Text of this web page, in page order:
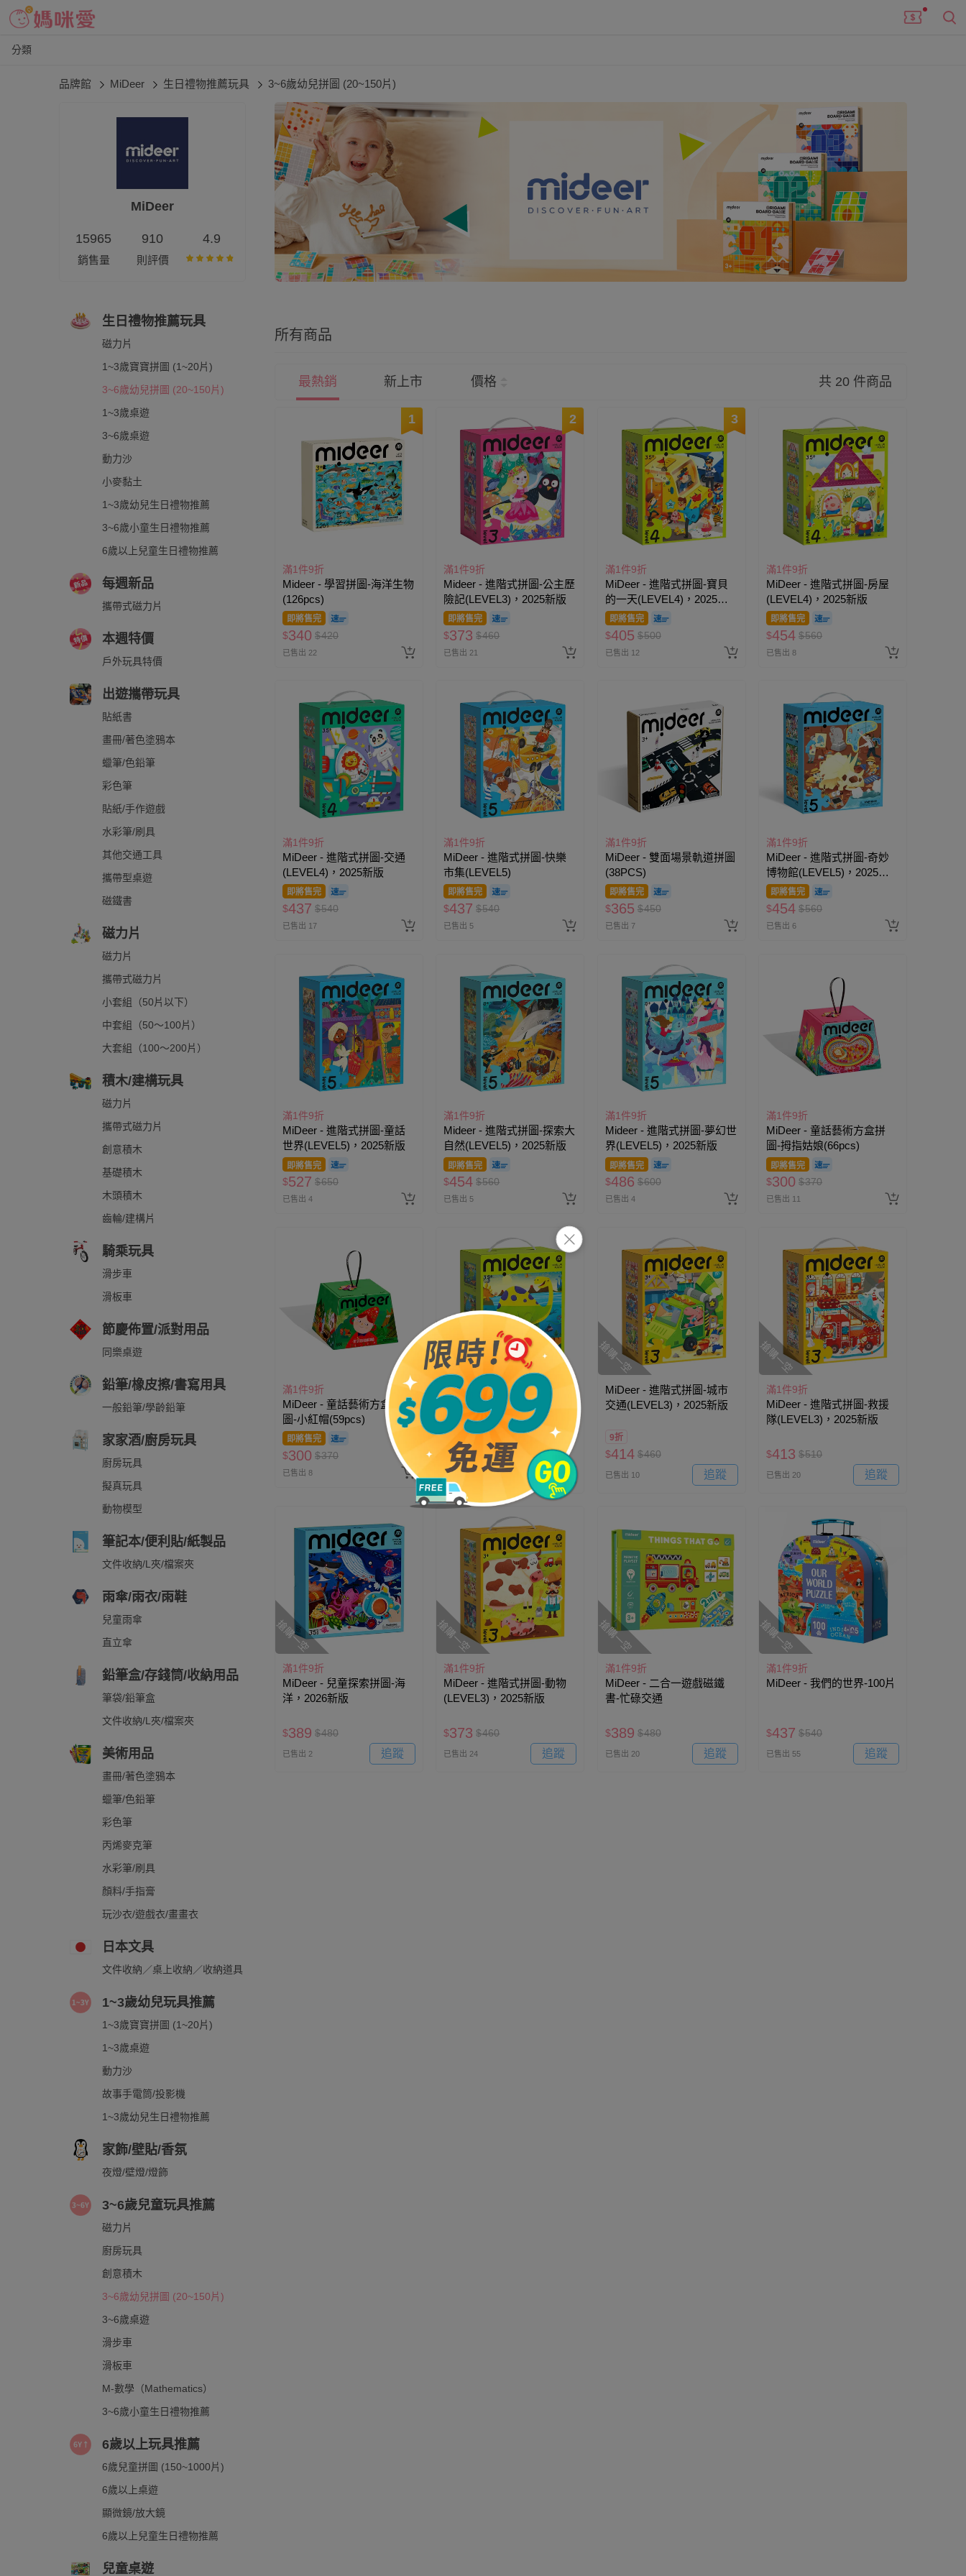
分類
品牌館 MiDeer 生日禮物推薦玩具 3~6歲幼兒拼圖 (20~150片)
MiDeer
15965
銷售量
910
則評價
4.9
生日禮物推薦玩具
磁力片
1~3歲寶寶拼圖 (1~20片)
3~6歲幼兒拼圖 (20~150片)
1~3歲桌遊
3~6歲桌遊
動力沙
小麥黏土
1~3歲幼兒生日禮物推薦
3~6歲小童生日禮物推薦
6歲以上兒童生日禮物推薦
每週新品
攜帶式磁力片
本週特價
戶外玩具特價
出遊攜帶玩具
貼紙書
畫冊/著色塗鴉本
蠟筆/色鉛筆
彩色筆
貼紙/手作遊戲
水彩筆/刷具
其他交通工具
攜帶型桌遊
磁鐵書
磁力片
磁力片
攜帶式磁力片
小套組（50片以下）
中套組（50～100片）
大套組（100～200片）
積木/建構玩具
磁力片
攜帶式磁力片
創意積木
基礎積木
木頭積木
齒輪/建構片
騎乘玩具
滑步車
滑板車
節慶佈置/派對用品
同樂桌遊
鉛筆/橡皮擦/書寫用具
一般鉛筆/學齡鉛筆
家家酒/廚房玩具
廚房玩具
擬真玩具
動物模型
筆記本/便利貼/紙製品
文件收納/L夾/檔案夾
雨傘/雨衣/雨鞋
兒童雨傘
直立傘
鉛筆盒/存錢筒/收納用品
筆袋/鉛筆盒
文件收納/L夾/檔案夾
美術用品
畫冊/著色塗鴉本
蠟筆/色鉛筆
彩色筆
丙烯麥克筆
水彩筆/刷具
顏料/手指膏
玩沙衣/遊戲衣/畫畫衣
日本文具
文件收納／桌上收納／收納道具
1~3歲幼兒玩具推薦
1~3歲寶寶拼圖 (1~20片)
1~3歲桌遊
動力沙
故事手電筒/投影機
1~3歲幼兒生日禮物推薦
家飾/壁貼/香氛
夜燈/壁燈/燈飾
3~6歲兒童玩具推薦
磁力片
廚房玩具
創意積木
3~6歲幼兒拼圖 (20~150片)
3~6歲桌遊
滑步車
滑板車
M-數學（Mathematics）
3~6歲小童生日禮物推薦
6歲以上玩具推薦
6歲兒童拼圖 (150~1000片)
6歲以上桌遊
顯微鏡/放大鏡
6歲以上兒童生日禮物推薦
兒童桌遊
所有商品
最熱銷 新上市 價格 共 20 件商品
1
滿1件9折
Mideer - 學習拼圖-海洋生物
(126pcs)
即將售完
$340 $420
已售出 22
2
滿1件9折
Mideer - 進階式拼圖-公主歷
險記(LEVEL3)，2025新版
即將售完
$373 $460
已售出 21
3
滿1件9折
MiDeer - 進階式拼圖-寶貝
的一天(LEVEL4)，2025新
版即將售完
$405 $500
已售出 12
滿1件9折
MiDeer - 進階式拼圖-房屋
(LEVEL4)，2025新版
即將售完
$454 $560
已售出 8
滿1件9折
MiDeer - 進階式拼圖-交通
(LEVEL4)，2025新版
即將售完
$437 $540
已售出 17
滿1件9折
MiDeer - 進階式拼圖-快樂
市集(LEVEL5)
即將售完
$437 $540
已售出 5
滿1件9折
MiDeer - 雙面場景軌道拼圖
(38PCS)
即將售完
$365 $450
已售出 7
滿1件9折
MiDeer - 進階式拼圖-奇妙
博物館(LEVEL5)，2025新
版即將售完
$454 $560
已售出 6
滿1件9折
MiDeer - 進階式拼圖-童話
世界(LEVEL5)，2025新版
即將售完
$527 $650
已售出 4
滿1件9折
Mideer - 進階式拼圖-探索大
自然(LEVEL5)，2025新版
即將售完
$454 $560
已售出 5
滿1件9折
Mideer - 進階式拼圖-夢幻世
界(LEVEL5)，2025新版
即將售完
$486 $600
已售出 4
滿1件9折
MiDeer - 童話藝術方盒拼
圖-拇指姑娘(66pcs)
即將售完
$300 $370
已售出 11
滿1件9折
MiDeer - 童話藝術方盒拼
圖-小紅帽(59pcs)
即將售完
$300 $370
已售出 8
搶購一空
MiDeer - 進階式拼圖-恐龍
世界(LEVEL4)，2025新版
$504 $ 560
已售出 14 追蹤
搶購一空
MiDeer - 進階式拼圖-城市
交通(LEVEL3)，2025新版
9折
$414 $460
已售出 10 追蹤
搶購一空
滿1件9折
MiDeer - 進階式拼圖-救援
隊(LEVEL3)，2025新版
$413 $510
已售出 20 追蹤
搶購一空
滿1件9折
MiDeer - 兒童探索拼圖-海
洋，2026新版
$389 $480
已售出 2 追蹤
搶購一空
滿1件9折
MiDeer - 進階式拼圖-動物
(LEVEL3)，2025新版
$373 $460
已售出 24 追蹤
搶購一空
滿1件9折
MiDeer - 二合一遊戲磁鐵
書-忙碌交通
$389 $480
已售出 20 追蹤
搶購一空
滿1件9折
MiDeer - 我們的世界-100片
$437 $540
已售出 55 追蹤